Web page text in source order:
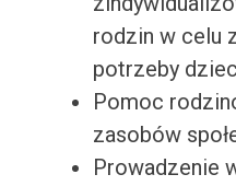
rodzin w celu
potrzeby
Pomoc
zasobów
Prowadzenie